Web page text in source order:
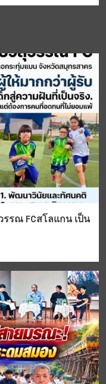
รณ FCสโลแกน เป็น